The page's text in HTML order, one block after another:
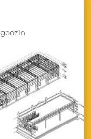
godzin